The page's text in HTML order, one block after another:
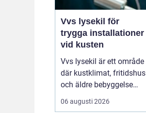
Vvs lysekil för
trygga installationer
vid kusten
Vvs lysekil är ett område
där kustklimat, fritidshus
och äldre bebyggelse
ställer extra höga krav
på rörarbeten,
06 augusti 2026